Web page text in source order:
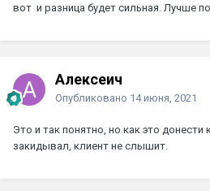
вот и разница будет сильная. Лучше
Алексеич
Опубликовано 14 июня, 2021
Это и так понятно, но как это донести
закидывал, клиент не слышит.